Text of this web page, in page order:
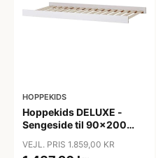
HOPPEKIDS
Hoppekids DELUXE -
Sengeside til 90x200
VEJL. PRIS 1.859,00 KR